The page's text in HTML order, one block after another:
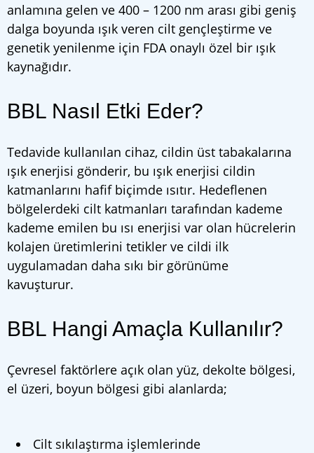
anlamına gelen ve 400 – 1200 nm arası gibi geniş
dalga boyunda ışık veren cilt gençleştirme ve
genetik yenilenme için FDA onaylı özel bir ışık
kaynağıdır.
BBL Nasıl Etki Eder?
Tedavide kullanılan cihaz, cildin üst tabakalarına
ışık enerjisi gönderir, bu ışık enerjisi cildin
katmanlarını hafif biçimde ısıtır. Hedeflenen
bölgelerdeki cilt katmanları tarafından kademe
kademe emilen bu ısı enerjisi var olan hücrelerin
kolajen üretimlerini tetikler ve cildi ilk
uygulamadan daha sıkı bir görünüme
kavuşturur.
BBL Hangi Amaçla Kullanılır?
Çevresel faktörlere açık olan yüz, dekolte bölgesi,
el üzeri, boyun bölgesi gibi alanlarda;
Cilt sıkılaştırma işlemlerinde